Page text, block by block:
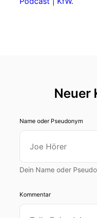
Neuer
Name oder Pseudonym
Dein Name oder
Kommentar